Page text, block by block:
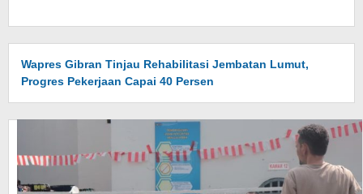
Wapres Gibran Tinjau Rehabilitasi Jembatan Lumut,
Progres Pekerjaan Capai 40 Persen